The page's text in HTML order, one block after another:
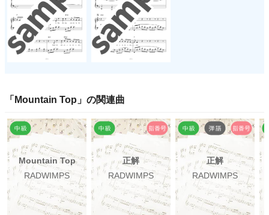
「 Mountain Top 」の関連曲
Mountain Top
RADWIMPS
正解
RADWIMPS
正解
RADWIMPS